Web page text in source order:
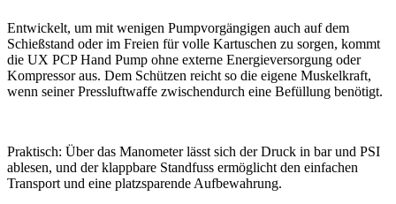
Entwickelt, um mit wenigen Pumpvorgängigen auch auf dem
Schießstand oder im Freien für volle Kartuschen zu sorgen, kommt
die UX PCP Hand Pump ohne externe Energieversorgung oder
Kompressor aus. Dem Schützen reicht so die eigene Muskelkraft,
wenn seiner Pressluftwaffe zwischendurch eine Befüllung benötigt.
Praktisch: Über das Manometer lässt sich der Druck in bar und PSI
ablesen, und der klappbare Standfuss ermöglicht den einfachen
Transport und eine platzsparende Aufbewahrung.